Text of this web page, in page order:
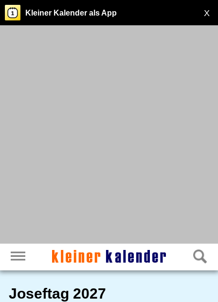
X
Kleiner Kalender als App
Joseftag 2027